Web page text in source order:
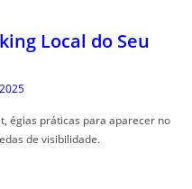
Local do Seu
égias práticas para aparecer no
de visibilidade.